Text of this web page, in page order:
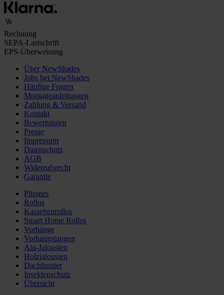
Rechnung
SEPA-Lastschrift
EPS-Überweisung
Über NewShades
Jobs bei NewShades
Häufige Fragen
Montageanleitungen
Zahlung & Versand
Kontakt
Bewertungen
Presse
Impressum
Datenschutz
AGB
Widerrufsrecht
Garantie
Plissees
Rollos
Kassettenrollos
Smart Home Rollos
Vorhänge
Vorhangstangen
Alu-Jalousien
Holzjalousien
Dachfenster
Insektenschutz
Übersicht